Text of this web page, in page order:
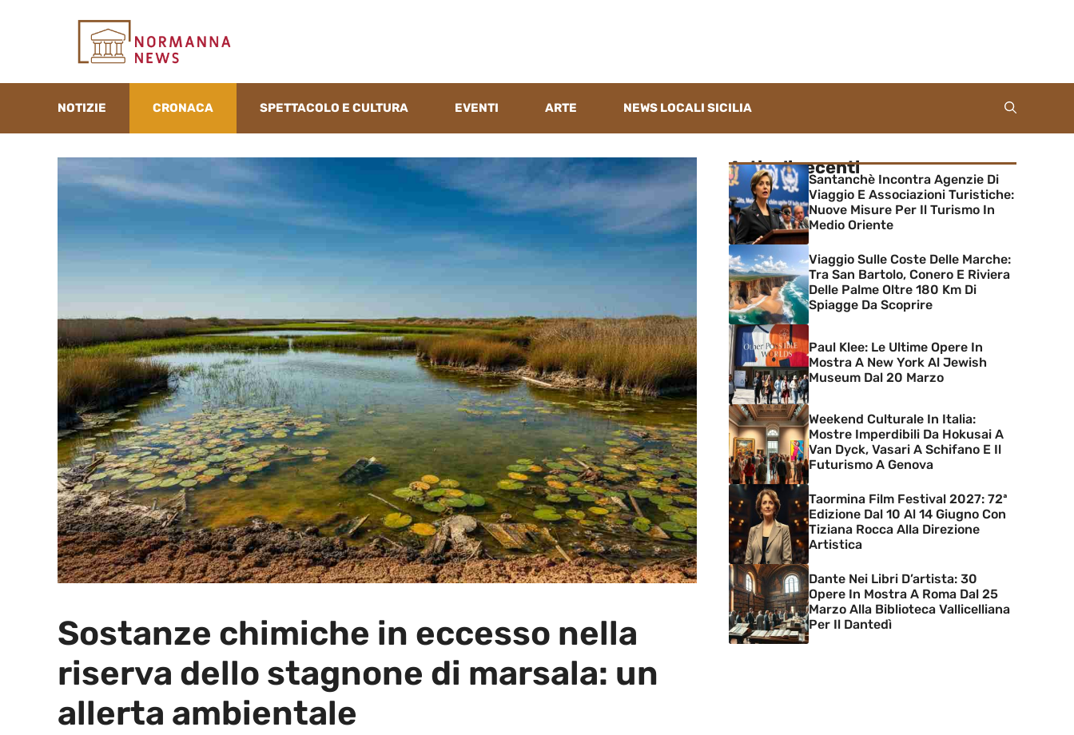
NOTIZIE CRONACA SPETTACOLO E CULTURA EVENTI ARTE NEWS LOCALI SICILIA
Sostanze chimiche in eccesso nella
riserva dello stagnone di marsala: un
allerta ambientale
Articoli recenti
Santanchè Incontra Agenzie Di
Viaggio E Associazioni Turistiche:
Nuove Misure Per Il Turismo In
Medio Oriente
Viaggio Sulle Coste Delle Marche:
Tra San Bartolo, Conero E Riviera
Delle Palme Oltre 180 Km Di
Spiagge Da Scoprire
Paul Klee: Le Ultime Opere In
Mostra A New York Al Jewish
Museum Dal 20 Marzo
Weekend Culturale In Italia:
Mostre Imperdibili Da Hokusai A
Van Dyck, Vasari A Schifano E Il
Futurismo A Genova
Taormina Film Festival 2027: 72ª
Edizione Dal 10 Al 14 Giugno Con
Tiziana Rocca Alla Direzione
Artistica
Dante Nei Libri D’artista: 30
Opere In Mostra A Roma Dal 25
Marzo Alla Biblioteca Vallicelliana
Per Il Dantedì